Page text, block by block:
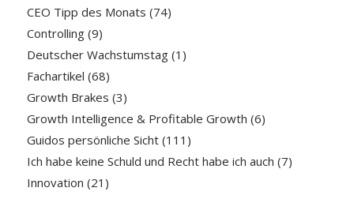
CEO Tipp des Monats (74)
Controlling(9)
Deutscher Wachstumstag(1)
Fachartikel (68)
Growth Brakes (3)
Growth Intelligence & Profitable Growth (6)
Guidos persönliche Sicht(111)
Ich habe keine Schuld und Recht habe ich auch (7)
Innovation (21)